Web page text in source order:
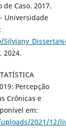
de Caso. 2017.
Universidade
2024.
Percepção
Crônicas e
em:
2021/12/